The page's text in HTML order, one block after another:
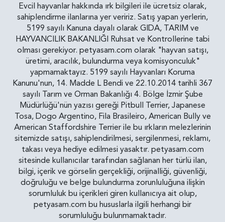
Evcil hayvanlar hakkında ırk bilgileri ile ücretsiz olarak,
sahiplendirme ilanlarına yer veririz. Satış yapan yerlerin,
5199 sayılı Kanuna dayalı olarak GIDA, TARIM ve
HAYVANCILIK BAKANLIĞI Ruhsat ve Kontrollerine tabi
olması gerekiyor. petyasam.com olarak "hayvan satışı,
üretimi, aracılık, bulundurma veya komisyonculuk"
yapmamaktayız. 5199 sayılı Hayvanları Koruma
Kanunu'nun, 14. Madde L Bendi ve 22.10.2014 tarihli 367
sayılı Tarım ve Orman Bakanlığı 4. Bölge İzmir Şube
Müdürlüğü'nün yazısı gereği Pitbull Terrier, Japanese
Tosa, Dogo Argentino, Fila Brasileiro, American Bully ve
American Staffordshire Terrier ile bu ırkların melezlerinin
sitemizde satışı, sahiplendirilmesi, sergilenmesi, reklamı,
takası veya hediye edilmesi yasaktır. petyasam.com
sitesinde kullanıcılar tarafından sağlanan her türlü ilan,
bilgi, içerik ve görselin gerçekliği, orijinalliği, güvenliği,
doğruluğu ve belge bulundurma zorunluluğuna ilişkin
sorumluluk bu içerikleri giren kullanıcıya ait olup,
petyasam.com bu hususlarla ilgili herhangi bir
sorumluluğu bulunmamaktadır.